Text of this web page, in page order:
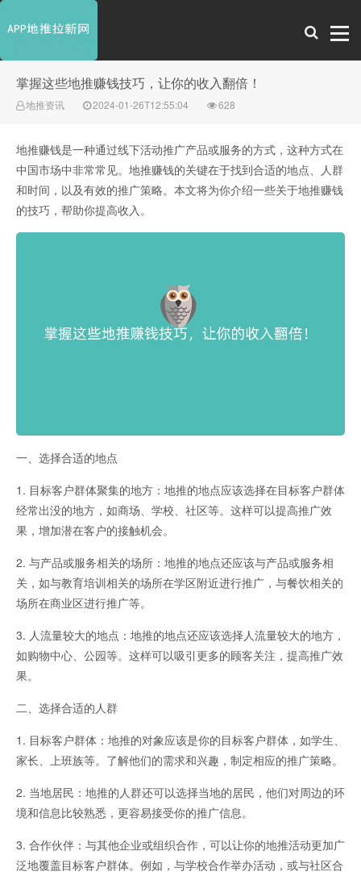
掌握这些地推赚钱技巧，让你的收入翻倍！
地推资讯 2024-01-26T12:55:04 628
地推赚钱是一种通过线下活动推广产品或服务的方式，这种方式在
中国市场中非常常见。地推赚钱的关键在于找到合适的地点、人群
和时间，以及有效的推广策略。本文将为你介绍一些关于地推赚钱
的技巧，帮助你提高收入。
一、选择合适的地点
1. 目标客户群体聚集的地方：地推的地点应该选择在目标客户群体
经常出没的地方，如商场、学校、社区等。这样可以提高推广效
果，增加潜在客户的接触机会。
2. 与产品或服务相关的场所：地推的地点还应该与产品或服务相
关，如与教育培训相关的场所在学区附近进行推广，与餐饮相关的
场所在商业区进行推广等。
3. 人流量较大的地点：地推的地点还应该选择人流量较大的地方，
如购物中心、公园等。这样可以吸引更多的顾客关注，提高推广效
果。
二、选择合适的人群
1. 目标客户群体：地推的对象应该是你的目标客户群体，如学生、
家长、上班族等。了解他们的需求和兴趣，制定相应的推广策略。
2. 当地居民：地推的人群还可以选择当地的居民，他们对周边的环
境和信息比较熟悉，更容易接受你的推广信息。
3. 合作伙伴：与其他企业或组织合作，可以让你的地推活动更加广
泛地覆盖目标客户群体。例如，与学校合作举办活动，或与社区合